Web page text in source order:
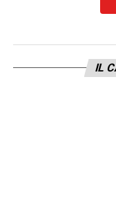
LA NOTA DEL
Catania
IL